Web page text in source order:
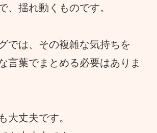
、揺れ動くものです。
では、その複雑な気持ちを
言葉でまとめる必要はありま
大丈夫です。